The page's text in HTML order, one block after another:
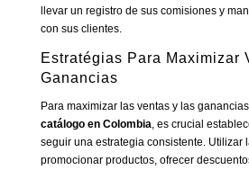
llevar un registro de sus comisiones y
con sus clientes.
Estratégias Para Maximizar
Ganancias
Para maximizar las ventas y las
catálogo en Colombia , es crucial
seguir una estrategia consistente. Utilizar
promocionar productos, ofrecer